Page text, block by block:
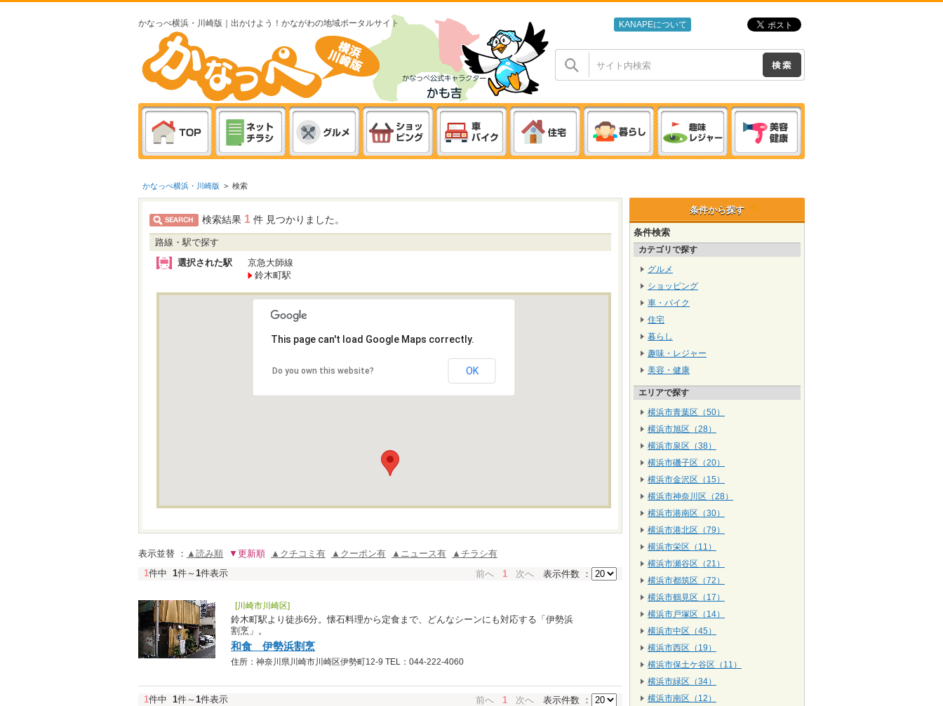
かなっぺ横浜・川崎版｜出かけよう！かながわの地域ポータルサイト KANAPEについて
かなっぺ横浜・川崎版 > 検索
条件から探す
条件検索
カテゴリで探す
グルメ
ショッピング
車・バイク
住宅
暮らし
趣味・レジャー
美容・健康
エリアで探す
横浜市青葉区（50）
横浜市旭区（28）
横浜市泉区（38）
横浜市磯子区（20）
横浜市金沢区（15）
横浜市神奈川区（28）
横浜市港南区（30）
横浜市港北区（79）
横浜市栄区（11）
横浜市瀬谷区（21）
横浜市都筑区（72）
横浜市鶴見区（17）
横浜市戸塚区（14）
横浜市中区（45）
横浜市西区（19）
横浜市保土ケ谷区（11）
横浜市緑区（34）
横浜市南区（12）
検索結果 1 件 見つかりました。
路線・駅で探す
選択された駅
京急大師線
鈴木町駅
This page can't load Google Maps correctly.
Do you own this website? OK
表示並替 ： ▲読み順 ▼更新順 ▲クチコミ有 ▲クーポン有 ▲ニュース有
▲チラシ有
1件中 1件～ 1件表示 前へ 1 次へ 表示件数 ：
[川崎市川崎区]
鈴木町駅より徒歩6分。懐石料理から定食まで、どんなシーンにも対応する「伊勢浜
割烹」。
和食 伊勢浜割烹
住所：神奈川県川崎市川崎区伊勢町12-9 TEL：044-222-4060
1件中 1件～ 1件表示 前へ 1 次へ 表示件数 ：